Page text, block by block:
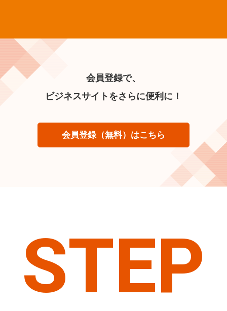
会員登録で、
ビジネスサイトをさらに便利に！
会員登録（無料）はこちら
STEP